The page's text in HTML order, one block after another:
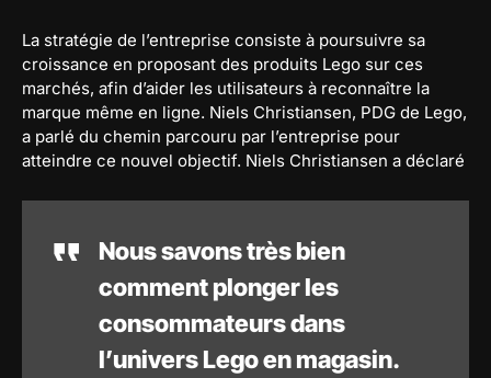
La stratégie de l’entreprise consiste à poursuivre sa
croissance en proposant des produits Lego sur ces
marchés, afin d’aider les utilisateurs à reconnaître la
marque même en ligne. Niels Christiansen, PDG de Lego,
a parlé du chemin parcouru par l’entreprise pour
atteindre ce nouvel objectif. Niels Christiansen a déclaré
Nous savons très bien
comment plonger les
consommateurs dans
l’univers Lego en magasin.